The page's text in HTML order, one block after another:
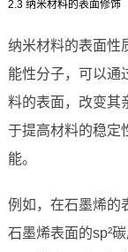
2.3 纳米材料的表面修饰
纳米材料的表面性
能性分子，可以通
料的表面，改变其
于提高材料的稳定
能。
例如，在石墨烯的
石墨烯表面的sp²